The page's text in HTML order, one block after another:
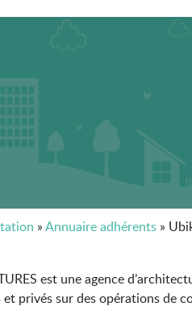
»Annuaire adhérents »
est une agence
et privés sur des opérations